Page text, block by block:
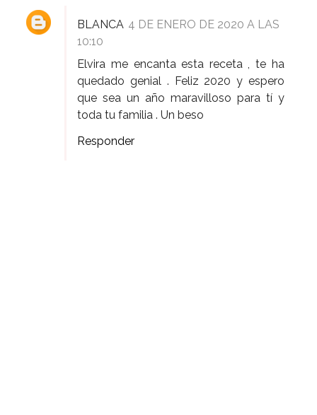
BLANCA 4 DE ENERO DE 2020 A LAS
10:10
Elvira me encanta esta receta , te ha
quedado genial . Feliz 2020 y espero
que sea un año maravilloso para tí y
toda tu familia . Un beso
Responder